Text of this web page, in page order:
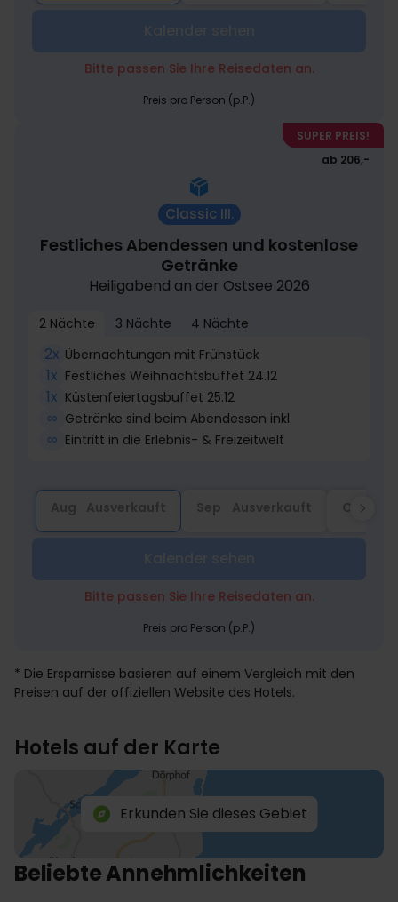
Bitte passen Sie Ihre Reisedaten an.
Preis pro Person (p.P.)
SUPER PREIS!
ab 206,-
Classic III.
Festliches Abendessen und kostenlose
Getränke
Heiligabend an der Ostsee 2026
2 Nächte 3 Nächte 4 Nächte
2x Übernachtungen mit Frühstück
1x Festliches Weihnachtsbuffet 24.12
1x Küstenfeiertagsbuffet 25.12
∞ Getränke sind beim Abendessen inkl.
∞ Eintritt in die Erlebnis- & Freizeitwelt
Okt
Bitte passen Sie Ihre Reisedaten an.
Preis pro Person (p.P.)
* Die Ersparnisse basieren auf einem Vergleich mit den
Preisen auf der offiziellen Website des Hotels.
Hotels auf der Karte
Erkunden Sie dieses Gebiet
Beliebte Annehmlichkeiten